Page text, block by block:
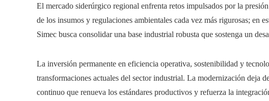
El mercado siderúrgico regional enfrenta retos impulsados por la
de los insumos y regulaciones ambientales cada vez más rigurosas; en
Simec busca consolidar una base industrial robusta que sostenga un
La inversión permanente en eficiencia operativa, sostenibilidad y
transformaciones actuales del sector industrial. La modernización deja
continuo que renueva los estándares productivos y refuerza la